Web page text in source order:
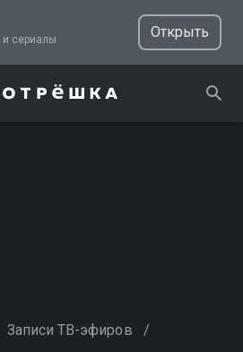
ТВ, фильмы и сериалы
Открыть
Записи ТВ-эфиров /